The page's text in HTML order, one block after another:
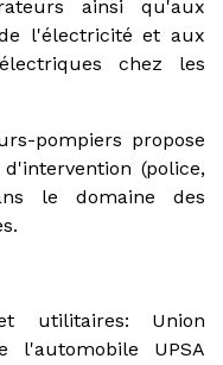
ainsi qu'aux
l'électricité et aux
chez les
pompiers propose
(police,
le domaine des
utilitaires: Union
l'automobile UPSA